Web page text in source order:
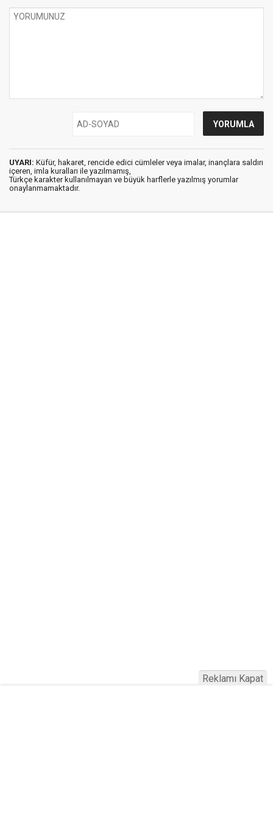
UYARI: Küfür, hakaret, rencide edici cümleler veya imalar, inançlara saldırı
içeren, imla kuralları ile yazılmamış,
Türkçe karakter kullanılmayan ve büyük harflerle yazılmış yorumlar
onaylanmamaktadır.
Reklamı Kapat